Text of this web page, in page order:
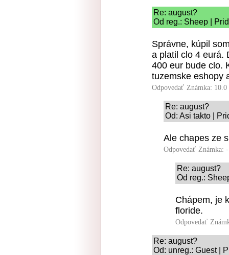
Re: august?
Od reg.: Sheep |
Správne, kúpil
a platil clo 4 eurá.
400 eur bude clo.
tuzemske eshopy
Odpovedať Známka: 10.0
Re: august?
Od: Asi takto |
Ale chapes ze
Odpovedať Známka:
Re: august?
Od reg.:
Chápem, je
floride.
Odpovedať
Re: august?
Od: unreg.: Guest |